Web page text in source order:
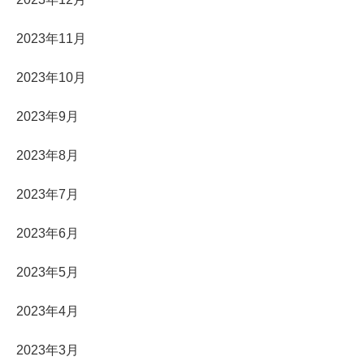
2023年11月
2023年10月
2023年9月
2023年8月
2023年7月
2023年6月
2023年5月
2023年4月
2023年3月